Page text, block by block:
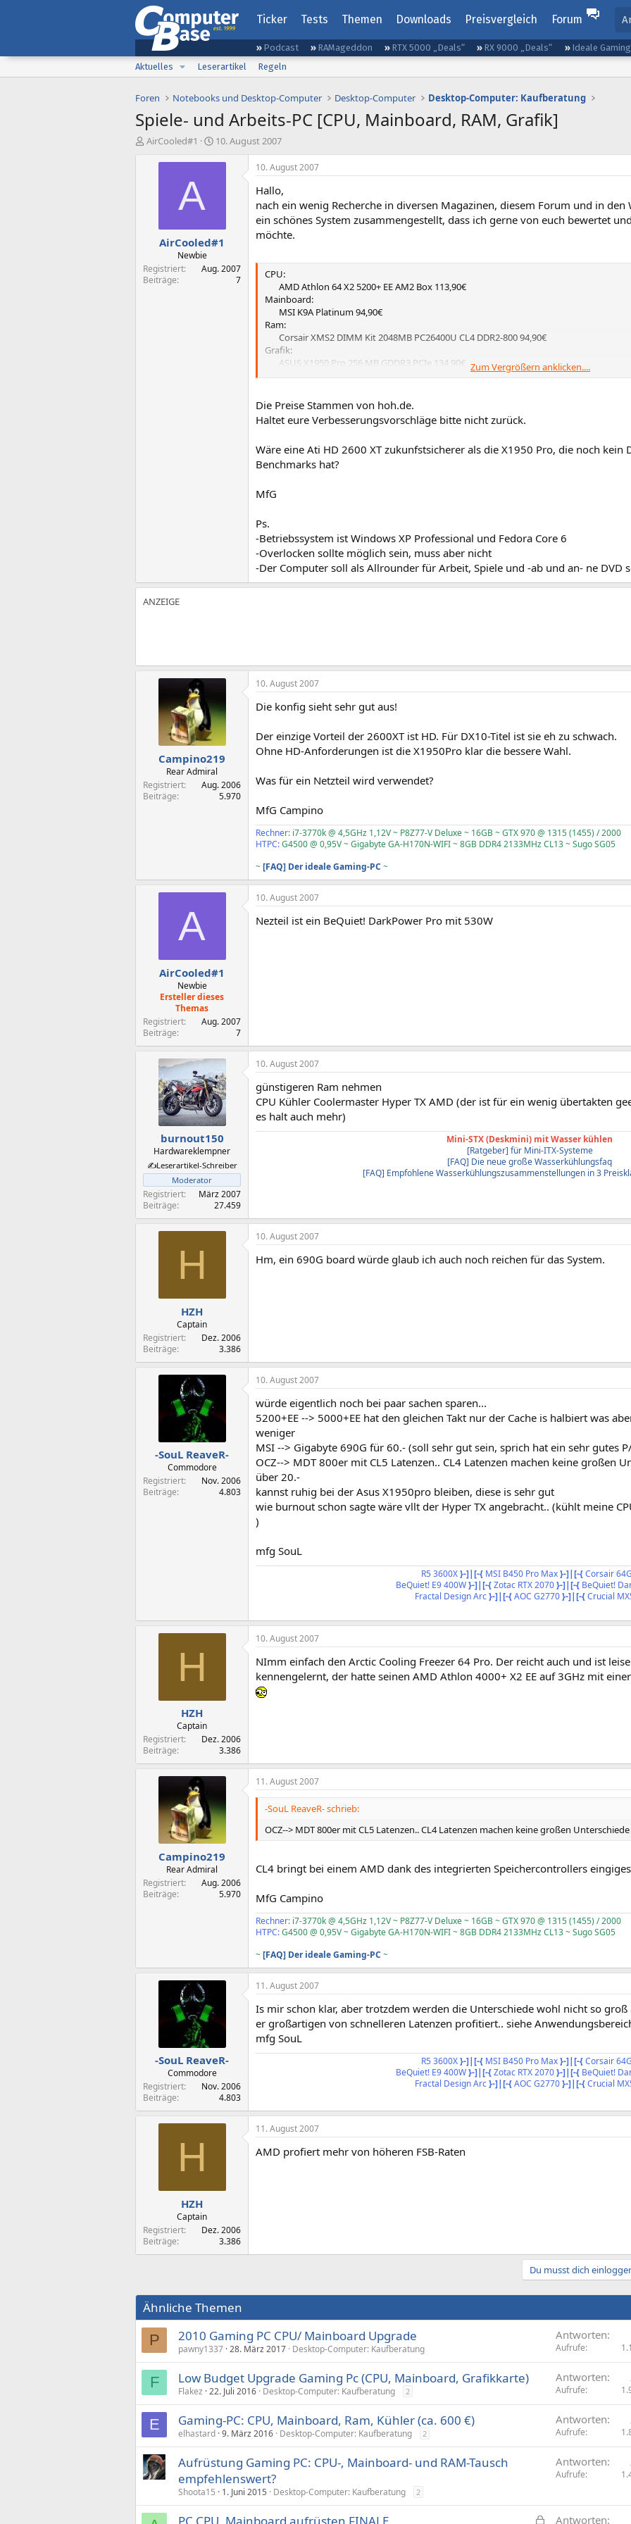
Ticker Tests Themen Downloads Preisvergleich Forum
Podcast RAMageddon RTX 5000 „Deals“ RX 9000 „Deals“ Ideale
Aktuelles
Leserartikel Regeln
Foren Notebooks und Desktop-Computer Desktop-Computer Desktop-Computer: Kaufberatung
Spiele- und Arbeits-PC [CPU, Mainboard, RAM, Grafik]
E
AirCooled#1
E
s
t
a
10. August 2007
A
AirCooled#1
Newbie
Registriert
Aug. 2007
Beiträge
7
10. August 2007
Hallo,
nach ein wenig Recherche in diversen Magazinen, diesem Forum und in
ein schönes System zusammengestellt, dass ich gerne von euch bewertet
möchte.
CPU:
AMD Athlon 64 X2 5200+ EE AM2 Box 113,90€​
Mainboard:
MSI K9A Platinum 94,90€​
Ram:
Corsair XMS2 DIMM Kit 2048MB PC26400U CL4 DDR2-800 94,90€​
Grafik:
ASUS X1950 Pro 256 MB GDDR3 PCIe 134,90€​ Zum Vergrößern anklicken....
Die Preise Stammen von hoh.de.
Haltet eure Verbesserungsvorschläge bitte nicht zurück.
Wäre eine Ati HD 2600 XT zukunfstsicherer als die X1950 Pro, die noch kein
Benchmarks hat?
MfG
Ps.
-Betriebssystem ist Windows XP Professional und Fedora Core 6
-Overlocken sollte möglich sein, muss aber nicht
-Der Computer soll als Allrounder für Arbeit, Spiele und -ab und an- ne DVD
Campino219
Rear Admiral
Registriert
Aug. 2006
Beiträge
5.970
10. August 2007
Die konfig sieht sehr gut aus!
Der einzige Vorteil der 2600XT ist HD. Für DX10-Titel ist sie eh zu schwach.
Ohne HD-Anforderungen ist die X1950Pro klar die bessere Wahl.
Was für ein Netzteil wird verwendet?
MfG Campino
Rechner: i7-3770k @ 4,5GHz 1,12V ~ P8Z77-V Deluxe ~ 16GB ~ GTX 970 @ 1315 (1455) / 2000
HTPC:G4500 @ 0,95V ~ Gigabyte GA-H170N-WIFI ~ 8GB DDR4 2133MHz CL13 ~ Sugo SG05
~[FAQ] Der ideale Gaming-PC ~
A
AirCooled#1
Newbie
Ersteller dieses
Themas
Registriert
Aug. 2007
Beiträge
7
10. August 2007
Nezteil ist ein BeQuiet! DarkPower Pro mit 530W
burnout150
Hardwareklempner
✍️Leserartikel-Schreiber
Moderator
Registriert
März 2007
Beiträge
27.459
10. August 2007
günstigeren Ram nehmen
CPU Kühler Coolermaster Hyper TX AMD (der ist für ein wenig übertakten
es halt auch mehr)
Mini-STX (Deskmini) mit Wasser kühlen
[Ratgeber] für Mini-ITX-Systeme
[FAQ] Die neue große Wasserkühlungsfaq
[FAQ] Empfohlene Wasserkühlungszusammenstellungen in 3
H
HZH
Captain
Registriert
Dez. 2006
Beiträge
3.386
10. August 2007
Hm, ein 690G board würde glaub ich auch noch reichen für das System.
-SouL ReaveR-
Commodore
Registriert
Nov. 2006
Beiträge
4.803
10. August 2007
würde eigentlich noch bei paar sachen sparen...
5200+EE --> 5000+EE hat den gleichen Takt nur der Cache is halbiert was
weniger
MSI --> Gigabyte 690G für 60.- (soll sehr gut sein, sprich hat ein sehr gutes
OCZ--> MDT 800er mit CL5 Latenzen.. CL4 Latenzen machen keine großen
über 20.-
kannst ruhig bei der Asus X1950pro bleiben, diese is sehr gut
wie burnout schon sagte wäre vllt der Hyper TX angebracht.. (kühlt meine
)
mfg SouL
R5 3600X}-]|[-{ MSI B450 Pro Max}-]|[-{Corsair
BeQuiet! E9 400W}-]|[-{Zotac RTX 2070}-]|[-{BeQuiet!
Fractal Design Arc}-]|[-{AOC G2770}-]|[-{Crucial
H
HZH
Captain
Registriert
Dez. 2006
Beiträge
3.386
10. August 2007
NImm einfach den Arctic Cooling Freezer 64 Pro. Der reicht auch und ist
kennengelernt, der hatte seinen AMD Athlon 4000+ X2 EE auf 3GHz mit
Campino219
Rear Admiral
Registriert
Aug. 2006
Beiträge
5.970
11. August 2007
-SouL ReaveR- schrieb:
OCZ--> MDT 800er mit CL5 Latenzen.. CL4 Latenzen machen keine großen
CL4 bringt bei einem AMD dank des integrierten Speichercontrollers
MfG Campino
Rechner: i7-3770k @ 4,5GHz 1,12V ~ P8Z77-V Deluxe ~ 16GB ~ GTX 970 @ 1315 (1455) / 2000
HTPC:G4500 @ 0,95V ~ Gigabyte GA-H170N-WIFI ~ 8GB DDR4 2133MHz CL13 ~ Sugo SG05
~[FAQ] Der ideale Gaming-PC ~
-SouL ReaveR-
Commodore
Registriert
Nov. 2006
Beiträge
4.803
11. August 2007
Is mir schon klar, aber trotzdem werden die Unterschiede wohl nicht so
er großartigen von schnelleren Latenzen profitiert.. siehe
mfg SouL
R5 3600X}-]|[-{ MSI B450 Pro Max}-]|[-{Corsair
BeQuiet! E9 400W}-]|[-{Zotac RTX 2070}-]|[-{BeQuiet!
Fractal Design Arc}-]|[-{AOC G2770}-]|[-{Crucial
H
HZH
Captain
Registriert
Dez. 2006
Beiträge
3.386
11. August 2007
AMD profiert mehr von höheren FSB-Raten
Du musst dich
Ähnliche Themen
P 2010 Gaming PC CPU/ Mainboard Upgrade
pawny1337 28. März 2017 Desktop-Computer: Kaufberatung
Antworten
Aufrufe
F Low Budget Upgrade Gaming Pc (CPU, Mainboard, Grafikkarte)
Flakez 22. Juli 2016 Desktop-Computer: Kaufberatung 2
Antworten
Aufrufe
E Gaming-PC: CPU, Mainboard, Ram, Kühler (ca. 600 €)
elhastard 9. März 2016 Desktop-Computer: Kaufberatung 2
Antworten
Aufrufe
Aufrüstung Gaming PC: CPU-, Mainboard- und RAM-Tausch
empfehlenswert?
Shoota15 1. Juni 2015 Desktop-Computer: Kaufberatung 2
Antworten
Aufrufe
G
PC CPU, Mainboard aufrüsten FINALE Antworten